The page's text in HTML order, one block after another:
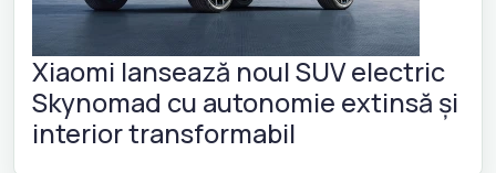
Xiaomi lansează noul SUV electric
Skynomad cu autonomie extinsă și
interior transformabil